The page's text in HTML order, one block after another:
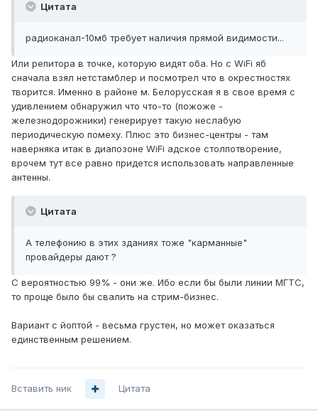
Цитата
радиоканал-10мб требует наличия прямой видимости...
Или репитора в точке, которую видят оба. Но с WiFi яб
сначала взял нетстамблер и посмотрел что в окрестностях
творится. Именно в районе м. Белорусская я в свое время с
удивлением обнаружил что что-то (пожоже -
железнодорожники) генерирует такую неслабую
периодическую помеху. Плюс это бизнес-центры - там
наверняка итак в диапозоне WiFi адское столпотворение,
врочем тут все равно придется использовать направленные
антенны.
Цитата
А телефонию в этих зданиях тоже "карманные"
провайдеры дают ?
С вероятностью 99% - они же. Ибо если бы были линии МГТС,
то проще было бы свалить на стрим-бизнес.
Вариант с йоптой - весьма грустен, но может оказаться
единственным решением.
Вставить ник Цитата